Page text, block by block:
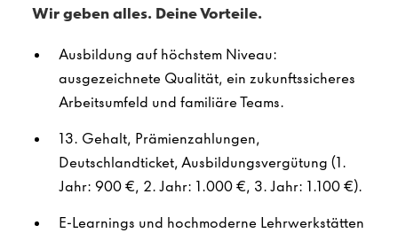
Wir geben alles. Deine Vorteile.
Ausbildung auf höchstem Niveau:
ausgezeichnete Qualität, ein zukunftssicheres
Arbeitsumfeld und familiäre Teams.
13. Gehalt, Prämienzahlungen,
Deutschlandticket, Ausbildungsvergütung (1.
Jahr: 900 €, 2. Jahr: 1.000 €, 3. Jahr: 1.100 €).
E-Learnings und hochmoderne Lehrwerkstätten